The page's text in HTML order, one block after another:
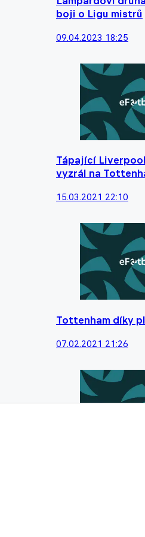
boji o Ligu mistrů
09.04.2023 18:25
Tápající
vyzrál na
15.03.2021 22:10
Tottenham díky
07.02.2021 21:26